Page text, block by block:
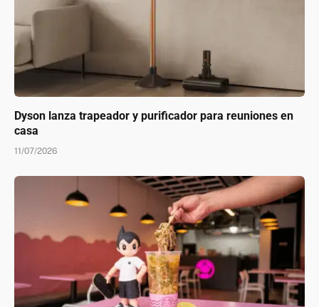
Dyson lanza trapeador y purificador para reuniones en
casa
11/07/2026